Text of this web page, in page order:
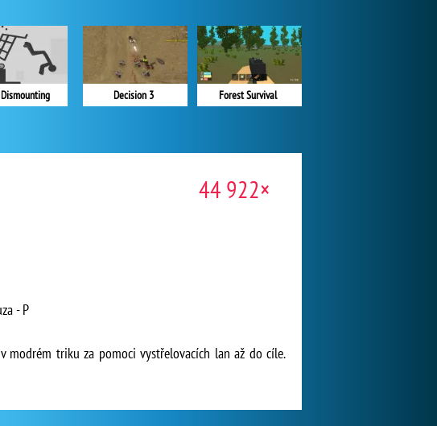
Forest Survival
Decision 3
44 922×
- P
triku za pomoci vystřelovacích lan až do cíle.